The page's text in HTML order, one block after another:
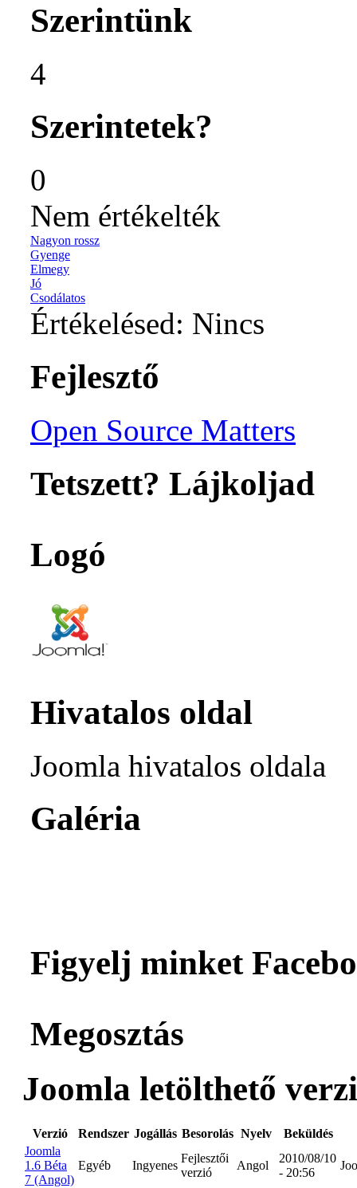
Szerintünk
4
Szerintetek?
0
Nem értékelték
Nagyon rossz
Gyenge
Elmegy
Jó
Csodálatos
Értékelésed: Nincs
Fejlesztő
Open Source Matters
Tetszett? Lájkoljad
Logó
Hivatalos oldal
Joomla hivatalos oldala
Galéria
Figyelj minket
Megosztás
Joomla letölthető
Verzió Rendszer Jogállás Besorolás Nyelv
Beküldés
Joomla
1.6 Béta
7 (Angol)
Egyéb Ingyenes
Fejlesztői
verzió
Angol
2010/08/10
- 20:56